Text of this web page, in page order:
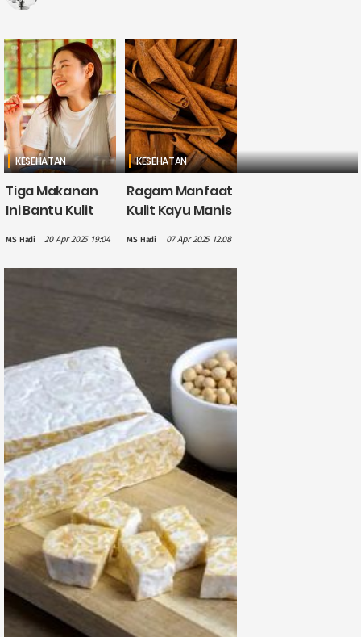
KESEHATAN
Tiga Makanan
Ini Bantu Kulit
MS Hadi 20 Apr 2025 19:04
KESEHATAN
Ragam Manfaat
Kulit Kayu Manis
Kesehatan,
Salah Satunya
Antioksidan
MS Hadi 07 Apr 2025 12:08